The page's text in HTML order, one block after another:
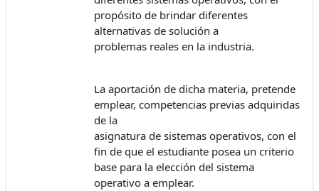
propósito de brindar diferentes
alternativas de solución a
problemas reales en la industria.
La aportación de dicha materia, pretende
emplear, competencias previas adquiridas
de la
asignatura de sistemas operativos, con el
fin de que el estudiante posea un criterio
base para la elección del sistema
operativo a emplear.